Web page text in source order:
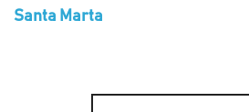
Santa Marta